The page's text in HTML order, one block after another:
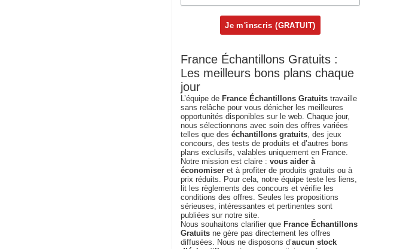
France Échantillons Gratuits :
Les meilleurs bons plans chaque
jour
L’équipe de France Échantillons Gratuits travaille
sans relâche pour vous dénicher les meilleures
opportunités disponibles sur le web. Chaque jour,
nous sélectionnons avec soin des offres variées
telles que des échantillons gratuits, des jeux
concours, des tests de produits et d’autres bons
plans exclusifs, valables uniquement en France.
Notre mission est claire : vous aider à
économiser et à profiter de produits gratuits ou à
prix réduits. Pour cela, notre équipe teste les liens,
lit les règlements des concours et vérifie les
conditions des offres. Seules les propositions
sérieuses, intéressantes et pertinentes sont
publiées sur notre site.
Nous souhaitons clarifier que France Échantillons
Gratuits ne gère pas directement les offres
diffusées. Nous ne disposons d’aucun stock